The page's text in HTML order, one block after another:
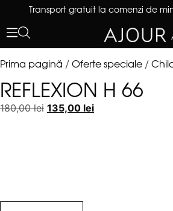
Transport gratuit la comenzi de
Prima pagină / Oferte speciale /
REFLEXION H 66
180,00lei 135,00 lei